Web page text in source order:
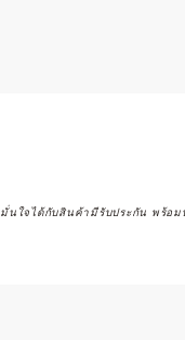
มั่นใจได้กับสินค้ามีรับประกัน พร้อม